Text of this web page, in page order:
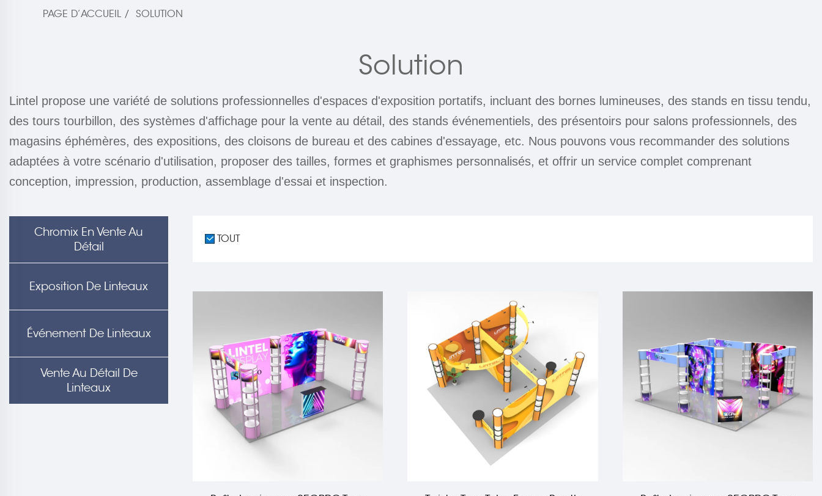
PAGE D’ACCUEIL / SOLUTION
Solution
Lintel propose une variété de solutions professionnelles d'espaces d'exposition portatifs, incluant des bornes lumineuses, des stands en tissu tendu,
des tours tourbillon, des systèmes d'affichage pour la vente au détail, des stands événementiels, des présentoirs pour salons professionnels, des
magasins éphémères, des expositions, des cloisons de bureau et des cabines d'essayage, etc. Nous pouvons vous recommander des solutions
adaptées à votre scénario d'utilisation, proposer des tailles, formes et graphismes personnalisés, et offrir un service complet comprenant
conception, impression, production, assemblage d'essai et inspection.
Chromix En Vente Au
Détail
Exposition De Linteaux
Événement De Linteaux
Vente Au Détail De
Linteaux
TOUT